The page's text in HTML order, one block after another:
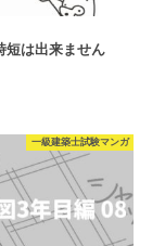
短は出来ません
一級建築士試験マンガ